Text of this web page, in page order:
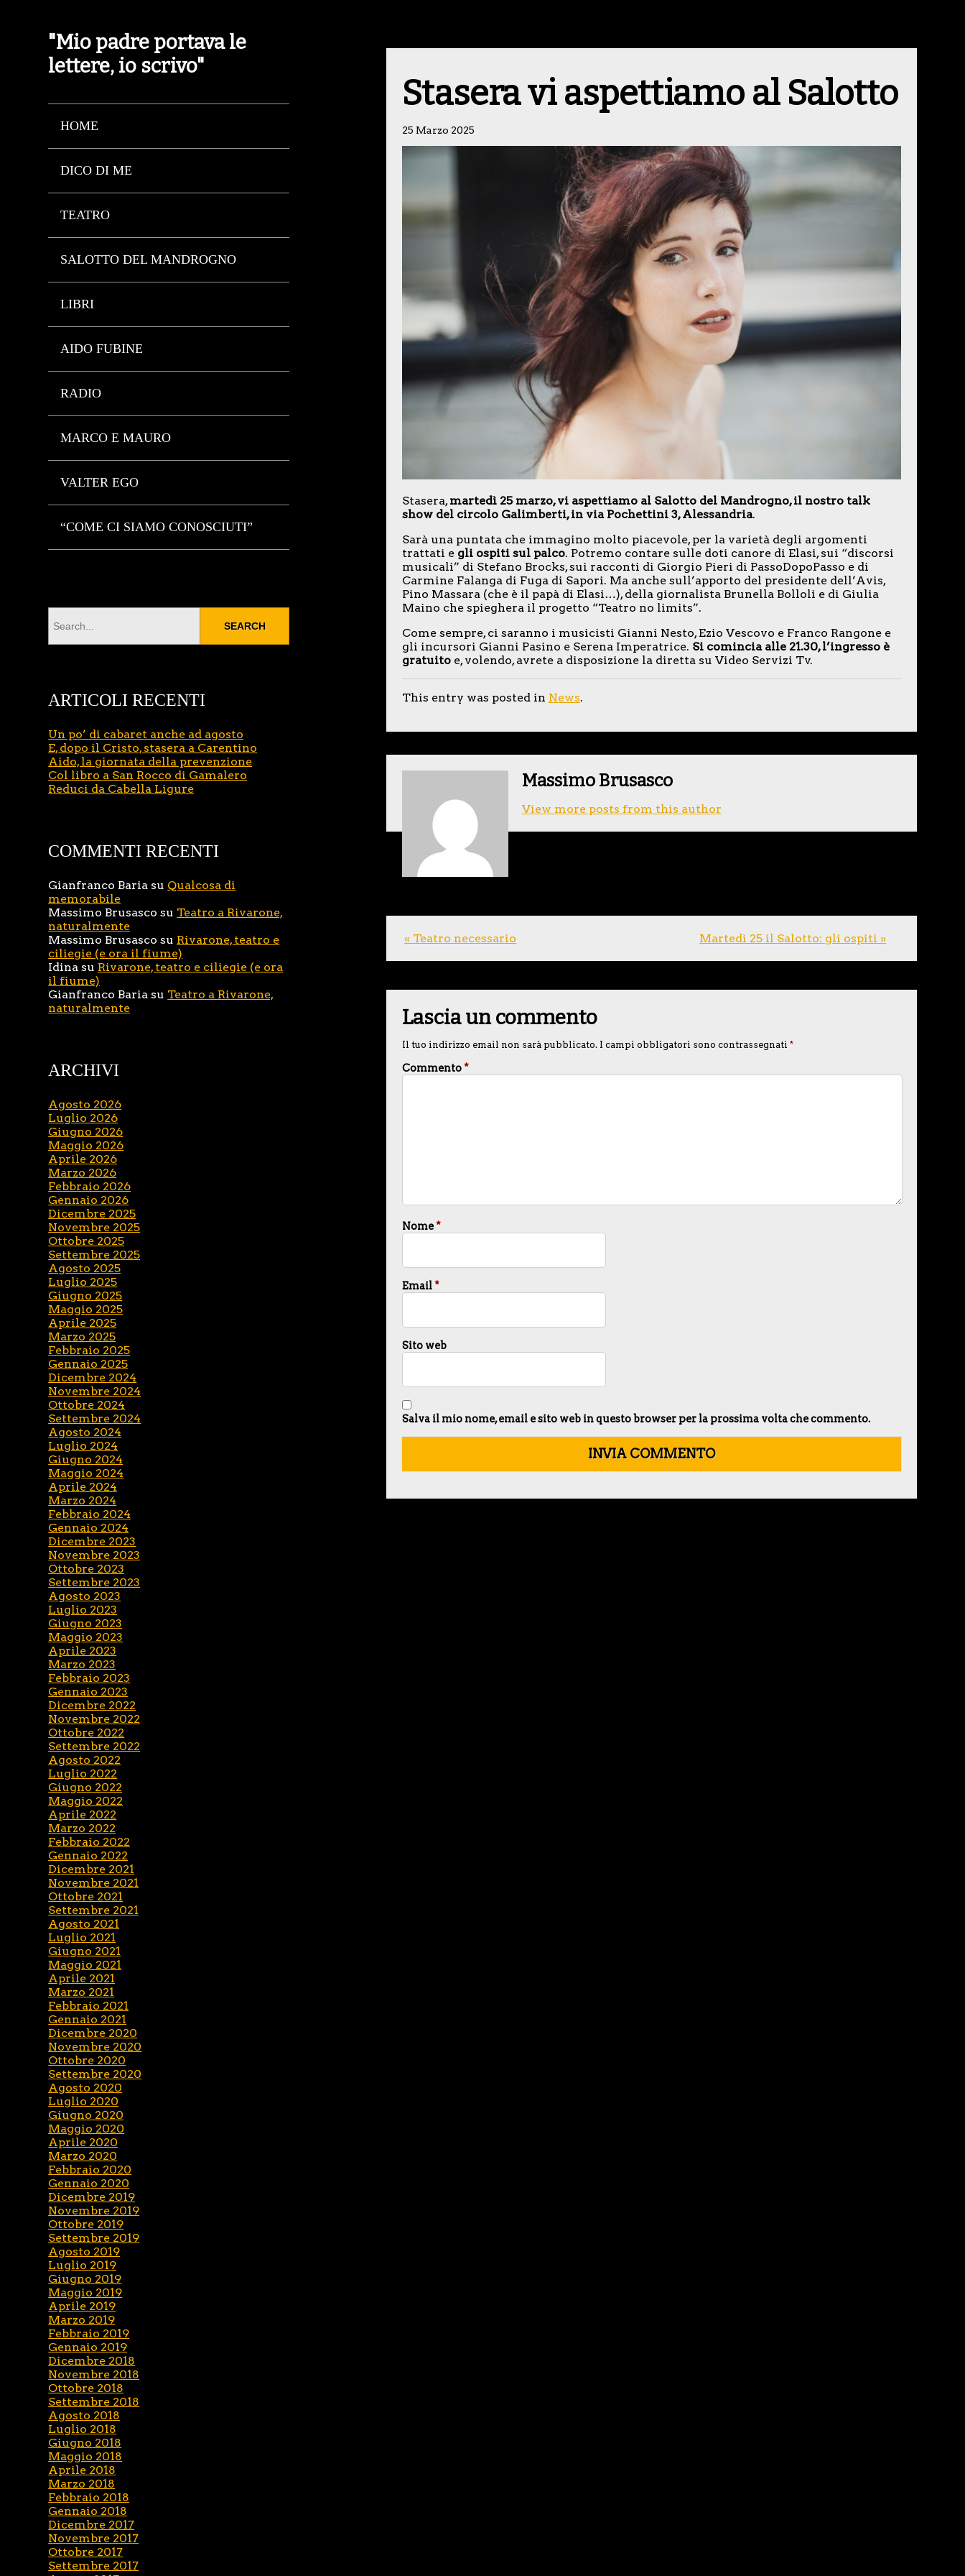
"Mio padre portava le
lettere, io scrivo"
HOME
DICO DI ME
TEATRO
SALOTTO DEL MANDROGNO
LIBRI
AIDO FUBINE
RADIO
MARCO E MAURO
VALTER EGO
“COME CI SIAMO CONOSCIUTI”
Stasera vi aspettiamo al Salotto
25 Marzo 2025
Stasera,martedì 25 marzo, vi aspettiamo al Salotto del Mandrogno, il nostro talk
show del circolo Galimberti, in via Pochettini 3, Alessandria.
Sarà una puntata che immagino molto piacevole, per la varietà degli argomenti
trattati egli ospiti sul palco. Potremo contare sulle doti canore di Elasi, sui “discorsi
musicali” di Stefano Brocks, sui racconti di Giorgio Pieri di PassoDopoPasso e di
Carmine Falanga di Fuga di Sapori. Ma anche sull’apporto del presidente dell’Avis,
Pino Massara (che è il papà di Elasi…), della giornalista Brunella Bolloli e di Giulia
Maino che spieghera il progetto “Teatro no limits”.
Come sempre, ci saranno i musicisti Gianni Nesto, Ezio Vescovo e Franco Rangone e
gli incursori Gianni Pasino e Serena Imperatrice. Si comincia alle 21.30, l’ingresso è
gratuitoe, volendo, avrete a disposizione la diretta su Video Servizi Tv.
This entry was posted in News.
Massimo Brusasco
View more posts from this author
« Teatro necessario Martedì 25 il Salotto: gli ospiti »
Lascia un commento
Il tuo indirizzo email non sarà pubblicato. I campi obbligatori sono contrassegnati *
Commento*
Nome*
Email*
Sito web
Salva il mio nome, email e sito web in questo browser per la prossima volta che commento.
ARTICOLI RECENTI
Un po’ di cabaret anche ad agosto
E, dopo il Cristo, stasera a Carentino
Aido, la giornata della prevenzione
Col libro a San Rocco di Gamalero
Reduci da Cabella Ligure
COMMENTI RECENTI
Gianfranco Baria su Qualcosa di
memorabile
Massimo Brusasco su Teatro a Rivarone,
naturalmente
Massimo Brusasco su Rivarone, teatro e
ciliegie (e ora il fiume)
Idina su Rivarone, teatro e ciliegie (e ora
il fiume)
Gianfranco Baria su Teatro a Rivarone,
naturalmente
ARCHIVI
Agosto 2026
Luglio 2026
Giugno 2026
Maggio 2026
Aprile 2026
Marzo 2026
Febbraio 2026
Gennaio 2026
Dicembre 2025
Novembre 2025
Ottobre 2025
Settembre 2025
Agosto 2025
Luglio 2025
Giugno 2025
Maggio 2025
Aprile 2025
Marzo 2025
Febbraio 2025
Gennaio 2025
Dicembre 2024
Novembre 2024
Ottobre 2024
Settembre 2024
Agosto 2024
Luglio 2024
Giugno 2024
Maggio 2024
Aprile 2024
Marzo 2024
Febbraio 2024
Gennaio 2024
Dicembre 2023
Novembre 2023
Ottobre 2023
Settembre 2023
Agosto 2023
Luglio 2023
Giugno 2023
Maggio 2023
Aprile 2023
Marzo 2023
Febbraio 2023
Gennaio 2023
Dicembre 2022
Novembre 2022
Ottobre 2022
Settembre 2022
Agosto 2022
Luglio 2022
Giugno 2022
Maggio 2022
Aprile 2022
Marzo 2022
Febbraio 2022
Gennaio 2022
Dicembre 2021
Novembre 2021
Ottobre 2021
Settembre 2021
Agosto 2021
Luglio 2021
Giugno 2021
Maggio 2021
Aprile 2021
Marzo 2021
Febbraio 2021
Gennaio 2021
Dicembre 2020
Novembre 2020
Ottobre 2020
Settembre 2020
Agosto 2020
Luglio 2020
Giugno 2020
Maggio 2020
Aprile 2020
Marzo 2020
Febbraio 2020
Gennaio 2020
Dicembre 2019
Novembre 2019
Ottobre 2019
Settembre 2019
Agosto 2019
Luglio 2019
Giugno 2019
Maggio 2019
Aprile 2019
Marzo 2019
Febbraio 2019
Gennaio 2019
Dicembre 2018
Novembre 2018
Ottobre 2018
Settembre 2018
Agosto 2018
Luglio 2018
Giugno 2018
Maggio 2018
Aprile 2018
Marzo 2018
Febbraio 2018
Gennaio 2018
Dicembre 2017
Novembre 2017
Ottobre 2017
Settembre 2017